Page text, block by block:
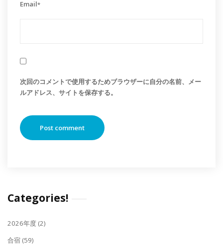
Email*
次回のコメントで使用するためブラウザーに自分の名前、メー
ルアドレス、サイトを保存する。
Categories!
2026年度 (2)
合宿 (59)